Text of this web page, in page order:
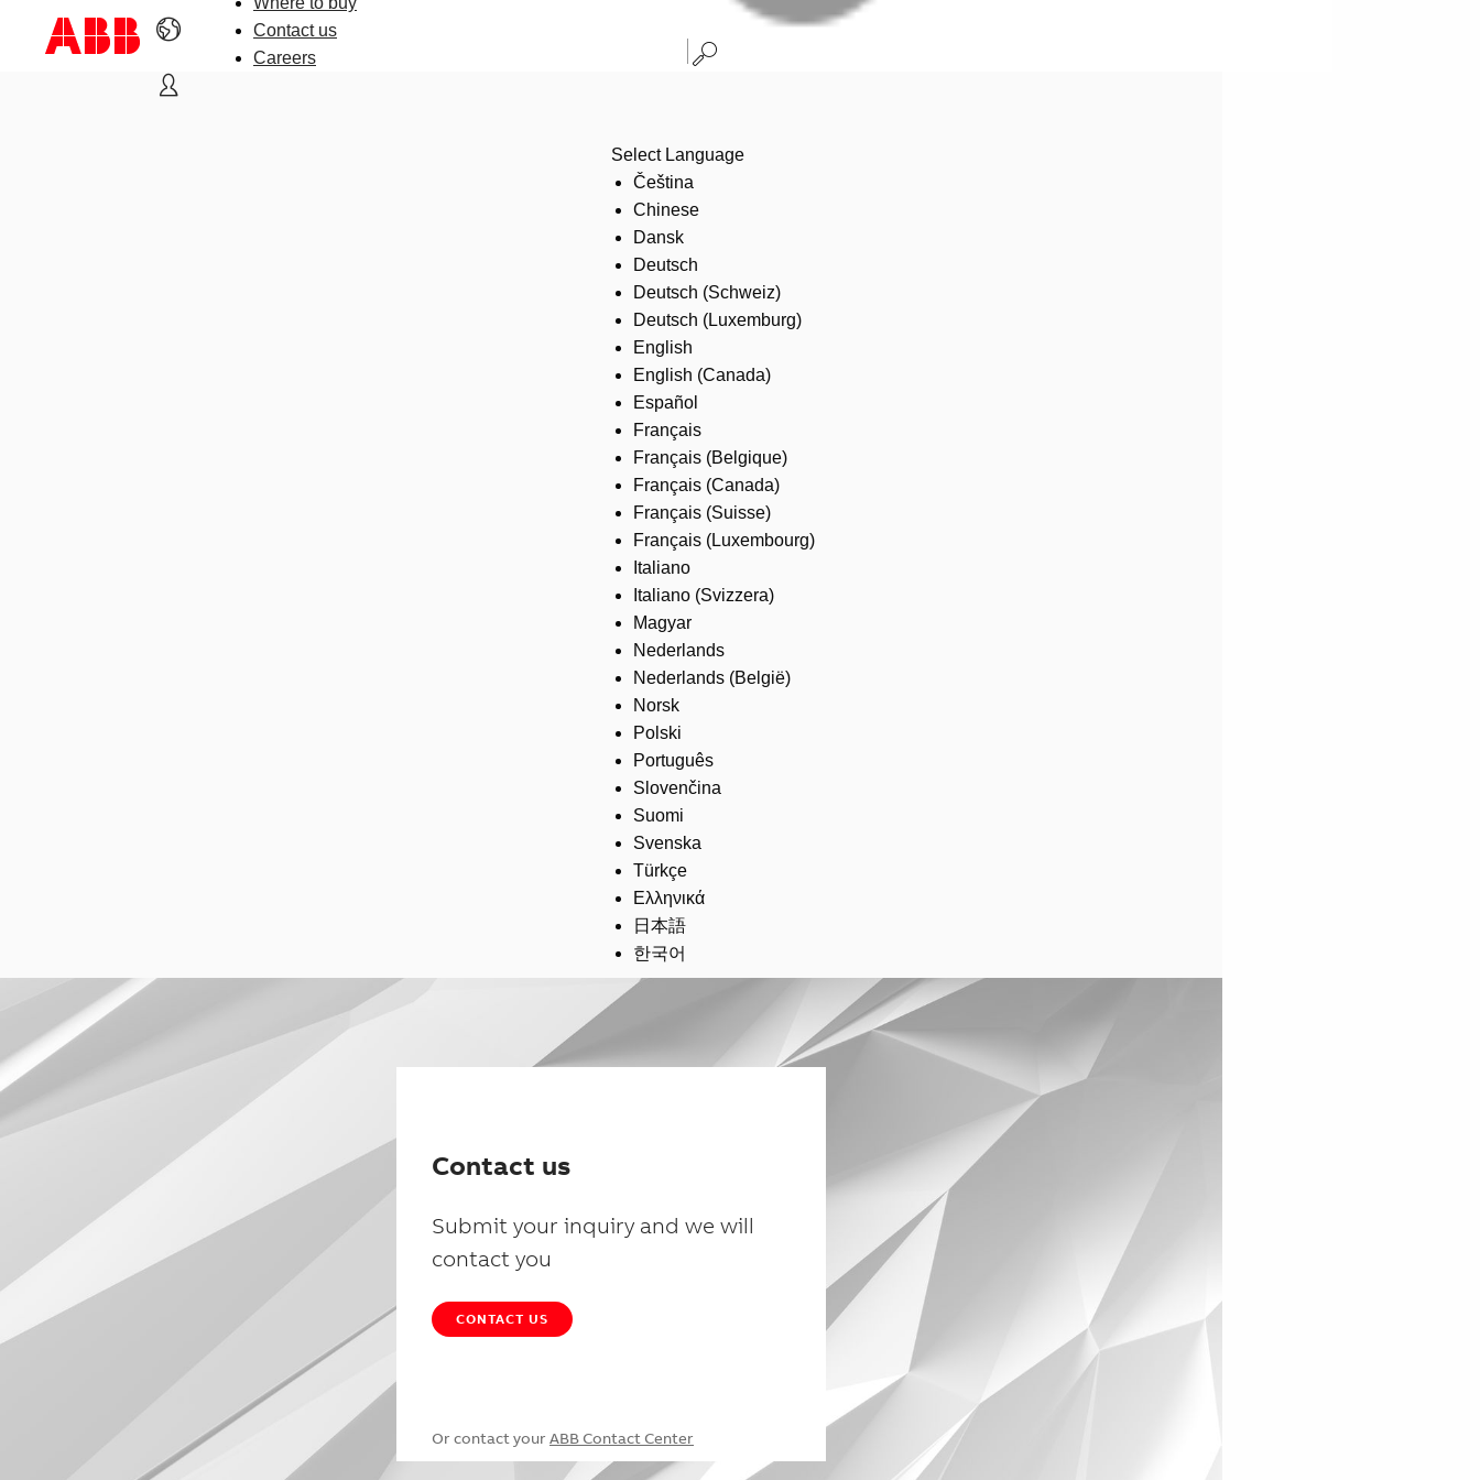
Contact us
Careers
Select Language
Čeština
Chinese
Dansk
Deutsch
Deutsch (Schweiz)
Deutsch (Luxemburg)
English
English (Canada)
Español
Français
Français (Belgique)
Français (Canada)
Français (Suisse)
Français (Luxembourg)
Italiano
Italiano (Svizzera)
Magyar
Nederlands
Nederlands (België)
Norsk
Polski
Português
Slovenčina
Suomi
Svenska
Türkçe
Ελληνικά
日本語
한국어
Contact us
Submit your inquiry and we will
contact you
CONTACT US
Or contact your ABB Contact Center